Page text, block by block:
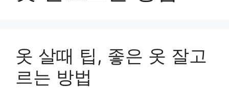
옷 살때 팁, 좋은 옷 잘고
르는 방법